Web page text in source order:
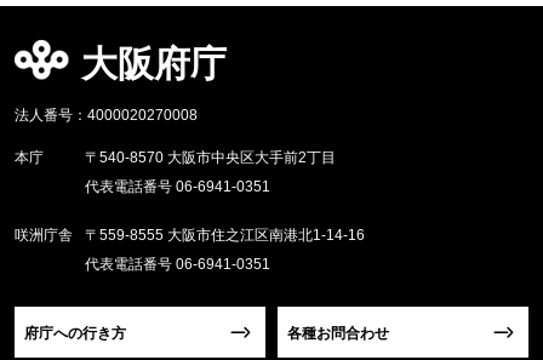
大阪府庁
法人番号：4000020270008
本庁
〒540-8570 大阪市中央区大手前2丁目
代表電話番号 06-6941-0351
咲洲庁舎
〒559-8555 大阪市住之江区南港北1-14-16
代表電話番号 06-6941-0351
府庁への行き方 各種お問合わせ